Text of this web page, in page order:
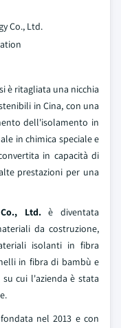
Co., Ltd.
si è ritagliata una nicchia
in Cina, con una
dell'isolamento in
in chimica speciale e
in capacità di
prestazioni per una
Ltd.è diventata
da costruzione,
isolanti in fibra
in fibra di bambù e
cui l'azienda è stata
fondata nel 2013 e con